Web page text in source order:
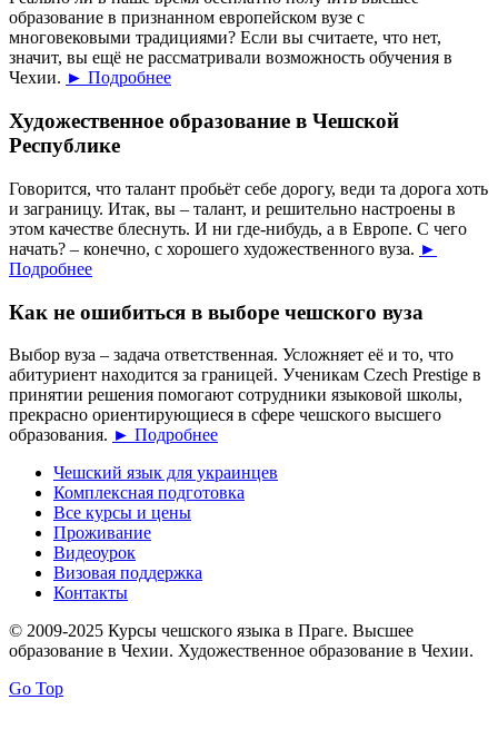
образование в признанном европейском вузе с
многовековыми традициями? Если вы считаете, что нет,
значит, вы ещё не рассматривали возможность обучения в
Чехии. ► Подробнее
Художественное образование в Чешской
Республике
Говорится, что талант пробьёт себе дорогу, веди та дорога хоть
и заграницу. Итак, вы – талант, и решительно настроены в
этом качестве блеснуть. И ни где-нибудь, а в Европе. С чего
начать? – конечно, с хорошего художественного вуза. ►
Подробнее
Как не ошибиться в выборе чешского вуза
Выбор вуза – задача ответственная. Усложняет её и то, что
абитуриент находится за границей. Ученикам Czech Prestige в
принятии решения помогают сотрудники языковой школы,
прекрасно ориентирующиеся в сфере чешского высшего
образования. ► Подробнее
Чешский язык для украинцев
Комплексная подготовка
Все курсы и цены
Проживание
Видеоурок
Визовая поддержка
Контакты
© 2009-2025 Курсы чешского языка в Праге. Высшее
образование в Чехии. Художественное образование в Чехии.
Go Top